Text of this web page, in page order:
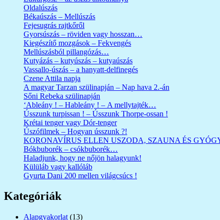
Oldalúszás
Békaúszás – Mellúszás
Fejesugrás rajtkőről
Gyorsúszás – röviden vagy hosszan…
Kiegészítő mozgások – Fekvengés
Mellúszásból pillangózás…
Kutyázás – kutyúszás – kutyaúszás
Vassallo-úszás – a hanyatt-delfinegés
Czene Attila napja
A magyar Tarzan szülinapján – Nap hava 2.-án
Sőni Rebeka szülinapján
‘Ableány ! – Hableány ! – A mellytajték…
Ússzunk turpissan ! – Ússzunk Thorpe-ossan !
Krétai tenger vagy Dór-tenger
Úszófilmek – Hogyan ússzunk ?!
KORONAVÍRUS ELLEN USZODA, SZAUNA ÉS
Bókbuborék – csókbuborék…
Haladjunk, hogy ne nőjön halagyunk!
Külüláb vagy kallóláb
Gyurta Dani 200 mellen világcsúcs !
Kategóriák
Alapgyakorlat (13)